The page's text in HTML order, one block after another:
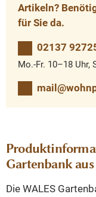
Artikeln?
für Sie da.
02137
Mo.-Fr. 10–18 Uhr,
Gartenbank
Die WALES